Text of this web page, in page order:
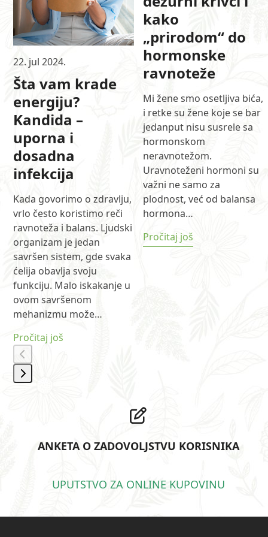
carousel
navigation
buttons
22. jul 2024.
Šta vam krade
energiju?
Kandida –
uporna i
dosadna
infekcija
Kada govorimo o zdravlju,
vrlo često koristimo reči
ravnoteža i balans. Ljudski
organizam je jedan
savršen sistem, gde svaka
ćelija obavlja svoju
funkciju. Malo iskakanje u
ovom savršenom
mehanizmu može…
Pročitaj još
kako
„prirodom“ do
hormonske
ravnoteže
Mi žene smo osetljiva bića,
i retke su žene koje se bar
jedanput nisu susrele sa
hormonskom
neravnotežom.
Uravnoteženi hormoni su
važni ne samo za
plodnost, već od balansa
hormona…
Pročitaj još
ANKETA O ZADOVOLJSTVU KORISNIKA
UPUTSTVO ZA ONLINE KUPOVINU